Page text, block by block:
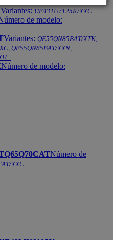
Variantes:UE43TU7125K/XXC
de modelo:
Variantes: QE55QN85BAT/XTK,
QE55QN85BAT/XXN,
Número de modelo:
Número de
XXC